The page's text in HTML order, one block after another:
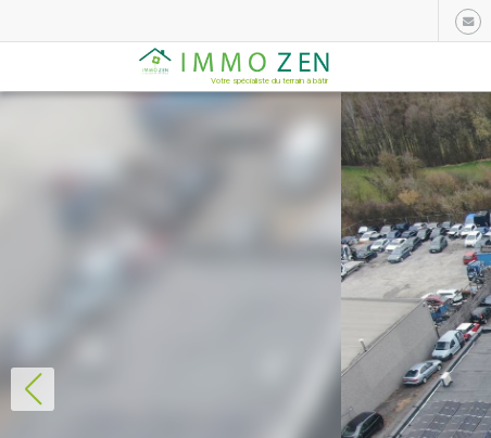
Votre spécialiste du terrain à bâtir